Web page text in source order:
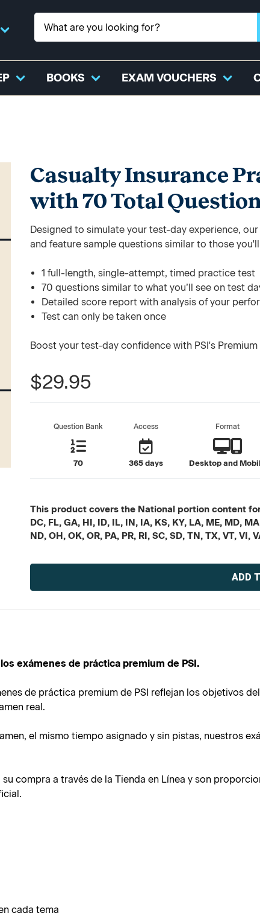
BOOKS EXAM VOUCHERS
Casualty Insurance
with 70 Total
Designed to simulate your test-day experience,
and feature sample questions similar to those
1 full-length, single-attempt, timed practice test
70 questions similar to what you’ll see on test
Detailed score report with analysis of your
Test can only be taken once
Boost your test-day confidence with PSI's
$29.95
Question Bank
70
Access
365 days
Format
Desktop and
This product covers the National portion content
DC, FL, GA, HI, ID, IL, IN, IA, KS, KY, LA, ME, MD,
ND, OH, OK, OR, PA, PR, RI, SC, SD, TN, TX, VT, VI,
Current
exámenes de práctica premium de PSI.
de práctica premium de PSI reflejan los objetivos
real.
el mismo tiempo asignado y sin pistas, nuestros
compra a través de la Tienda en Línea y son
cada tema